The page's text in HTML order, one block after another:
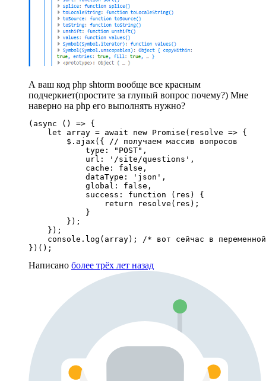
А ваш код php shtorm вообще все красным
подчеркиет(простите за глупый вопрос почему?) Мне
наверно на php его выполнять нужно?
(async () => {
    let array = await new Promise(resolve => {
        $.ajax({ // получаем массив вопросов
            type: "POST",
            url: '/site/questions',
            cache: false,
            dataType: 'json',
            global: false,
            success: function (res) {
                return resolve(res);
            }
        });
    });
console.log(array); /* вот сейчас в
})();
Написано более трёх лет назад